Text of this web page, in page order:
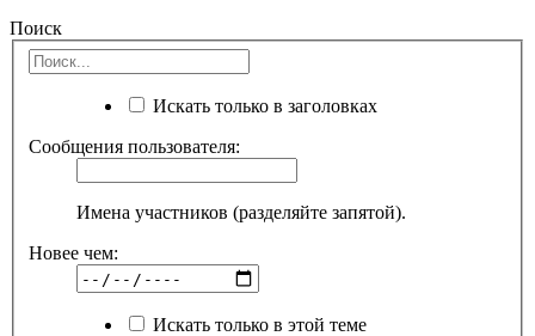
Поиск
Искать только в заголовках
Сообщения пользователя:
Имена участников (разделяйте запятой).
Новее чем:
Искать только в этой теме